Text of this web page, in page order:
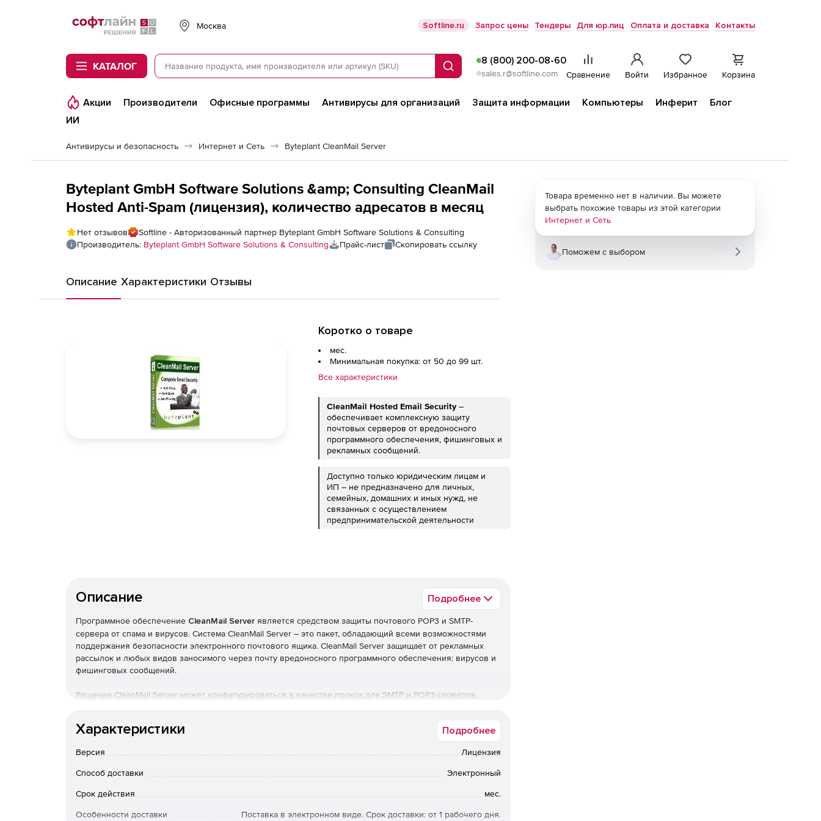
Softline
Москва Softline.ru Запрос цены Тендеры Для юр.лиц Оплата и доставка Контакты
КАТАЛОГ Поиск
8 (800) 200-08-60
sales.r@softline.com Сравнение Войти Избранное Корзина
Акции Производители Офисные программы Антивирусы для организаций Защита информации Компьютеры Инферит
Блог
ИИ
Антивирусы и безопасность Интернет и Сеть Byteplant CleanMail Server
Byteplant GmbH Software Solutions &amp; Consulting CleanMail
Hosted Anti-Spam (лицензия), количество адресатов в месяц
Нет отзывов
Softline - Авторизованный партнер Byteplant GmbH Software Solutions & Consulting
Производитель: Byteplant GmbH Software Solutions & Consulting Прайс-лист Скопировать ссылку
Описание Характеристики Отзывы
Коротко о товаре
мес.
Минимальная покупка: от 50 до 99 шт.
Все характеристики
CleanMail Hosted Email Security –
обеспечивает комплексную защиту
почтовых серверов от вредоносного
программного обеспечения, фишинговых и
рекламных сообщений.
Доступно только юридическим лицам и
ИП – не предназначено для личных,
семейных, домашних и иных нужд, не
связанных с осуществлением
предпринимательской деятельности
Описание Подробнее
Программное обеспечение CleanMail Server является средством защиты почтового POP3 и SMTP-
сервера от спама и вирусов. Система CleanMail Server – это пакет, обладающий всеми возможностями
поддержания безопасности электронного почтового ящика. CleanMail Server защищает от рекламных
рассылок и любых видов заносимого через почту вредоносного программного обеспечения: вирусов и
фишинговых сообщений.
Решение CleanMail Server может конфигурироваться в качестве прокси для SMTP и POP3-серверов,
Защита от спама. CleanMail предлагает широкий набор различных антиспам-фильтов и
взаимодействует с программой SpamAssassin для удаления рекламных сообщений. Встроенная
ловушка автоматически обучает фильтры с помощью входящих спам-писем.
Характеристики Подробнее
Версия Лицензия
Способ доставки Электронный
Срок действия мес.
Особенности доставки Поставка в электронном виде. Срок доставки: от 1 рабочего дня.
Товара временно нет в наличии. Вы можете
выбрать похожие товары из этой категории
Интернет и Сеть
Поможем с выбором